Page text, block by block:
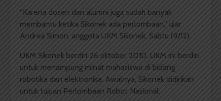
“Karena dosen dan alumni juga sudah banyak
membantu ketika Sikonek ada perlombaan,” ujar
Andrea Simon, anggota UKM Sikonek, Sabtu (9/12).
UKM Sikonek berdiri 26 oktober 2010. UKM ini berdiri
untuk menampung minat mahasiswa di bidang
robotika dan elektronika. Awalnya, Sikonek didirikan
untuk tujuan Perlombaan Robot Nasional.